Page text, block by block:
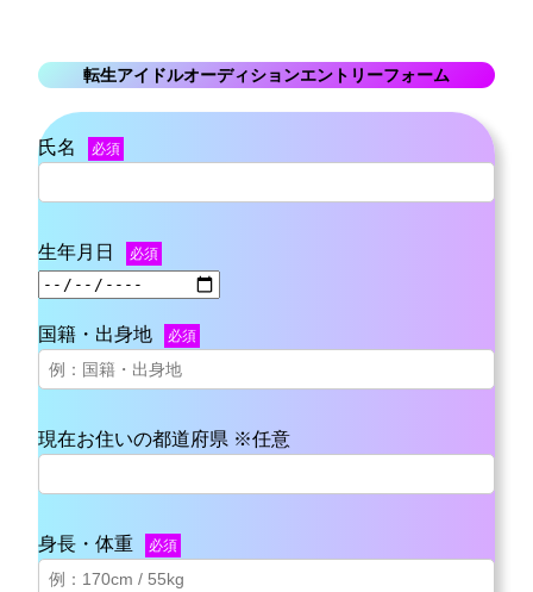
転生アイドルオーディションエントリーフォーム
氏名 必須
生年月日 必須
国籍・出身地 必須
現在お住いの都道府県 ※任意
身長・体重 必須